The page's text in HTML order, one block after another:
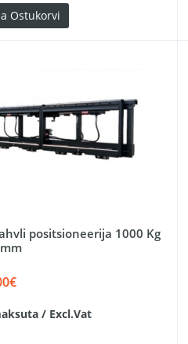
Ostukorvi
positsioneerija 1000 Kg
/ Excl.Vat